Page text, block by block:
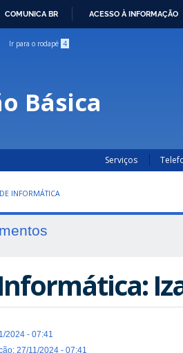
COMUNICA BR ACESSO À INFORMAÇÃO
Ir para o rodapé 4
Básica
Serviços
INFORMÁTICA
2024 - 07:41
27/11/2024 - 07:41